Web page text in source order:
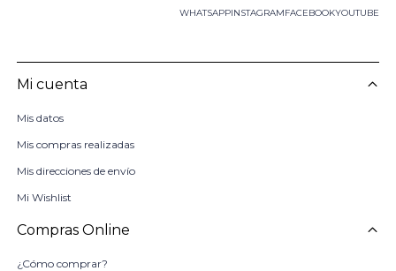
WHATSAPP FACEBOOKYOUTUBE
INSTAGRAM
Mi cuenta
Mis datos
Mis compras realizadas
Mis direcciones de envío
Mi Wishlist
Compras Online
¿Cómo comprar?